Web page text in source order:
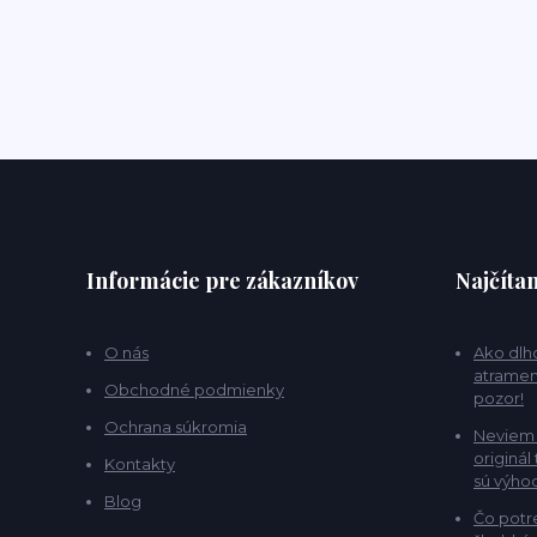
Informácie pre zákazníkov
O nás
Obchodné podmienky
Ochrana súkromia
Kontakty
Blog
Ako
pozor!
originál
sú
Čo